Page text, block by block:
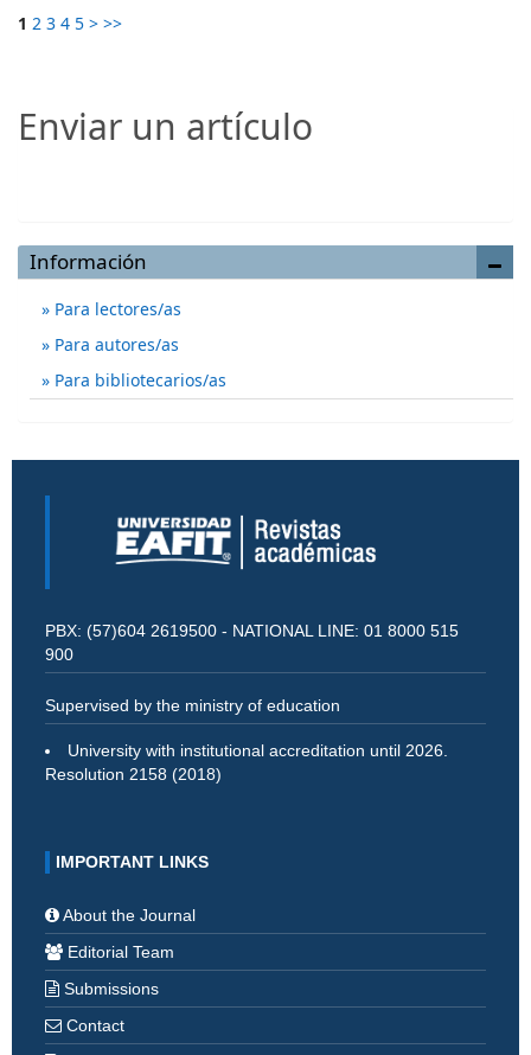
1 2 3 4 5 > >>
Enviar un artículo
Información
Para lectores/as
Para autores/as
Para bibliotecarios/as
PBX: (57)604 2619500 - NATIONAL LINE: 01 8000 515
900
Supervised by the ministry of education
University with institutional accreditation until 2026.
Resolution 2158 (2018)
IMPORTANT LINKS
About the Journal
Editorial Team
Submissions
Contact